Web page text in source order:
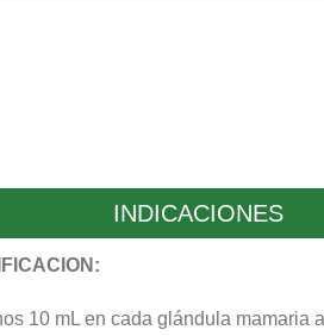
INDICACIONES
10 mL en cada glándula mamaria